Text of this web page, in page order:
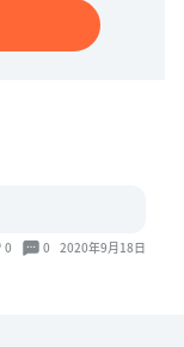
0 0 2020年9月18日